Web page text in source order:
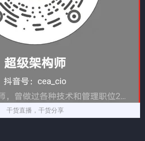
干货直播，干货分享